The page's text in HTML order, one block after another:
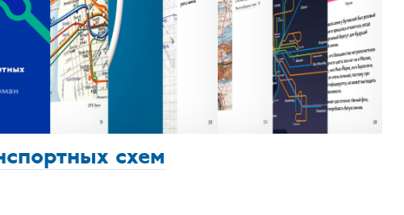
схем